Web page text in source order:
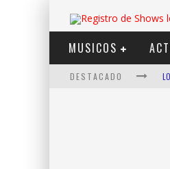
MUSICOS
DESTACADO